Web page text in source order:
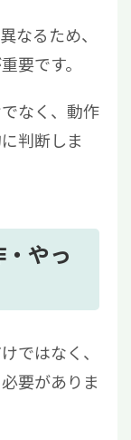
なるため、
要です。
なく、動作
判断しま
やっ
ではなく、
要がありま